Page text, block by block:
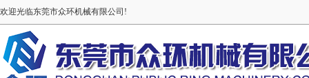
欢迎光临东莞市众环机械有限公司!